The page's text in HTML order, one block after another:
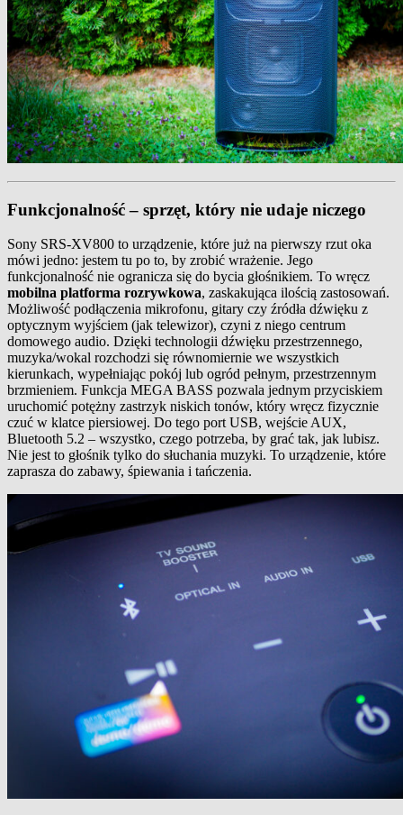
Funkcjonalność – sprzęt, który nie udaje niczego
Sony SRS-XV800 to urządzenie, które już na pierwszy rzut oka
mówi jedno: jestem tu po to, by zrobić wrażenie. Jego
funkcjonalność nie ogranicza się do bycia głośnikiem. To wręcz
mobilna platforma rozrywkowa, zaskakująca ilością zastosowań.
Możliwość podłączenia mikrofonu, gitary czy źródła dźwięku z
optycznym wyjściem (jak telewizor), czyni z niego centrum
domowego audio. Dzięki technologii dźwięku przestrzennego,
muzyka/wokal rozchodzi się równomiernie we wszystkich
kierunkach, wypełniając pokój lub ogród pełnym, przestrzennym
brzmieniem. Funkcja MEGA BASS pozwala jednym przyciskiem
uruchomić potężny zastrzyk niskich tonów, który wręcz fizycznie
czuć w klatce piersiowej. Do tego port USB, wejście AUX,
Bluetooth 5.2 – wszystko, czego potrzeba, by grać tak, jak lubisz.
Nie jest to głośnik tylko do słuchania muzyki. To urządzenie, które
zaprasza do zabawy, śpiewania i tańczenia.